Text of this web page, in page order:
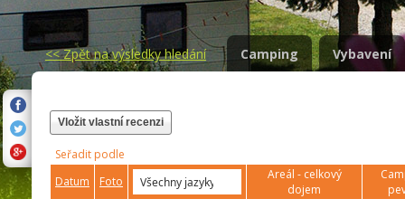
<<Zpět na výsledky hledání Camping Vybavení
Vložit vlastní recenzi
Seřadit podle
Datum
Foto
Areál - celkový
dojem